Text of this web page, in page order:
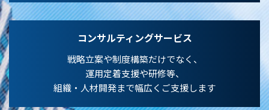
コンサルティングサービス
戦略立案や制度構築だけでなく、
運用定着支援や研修等、
組織・人材開発まで幅広くご支援します